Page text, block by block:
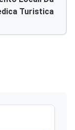
Lotto I°.
Turistica